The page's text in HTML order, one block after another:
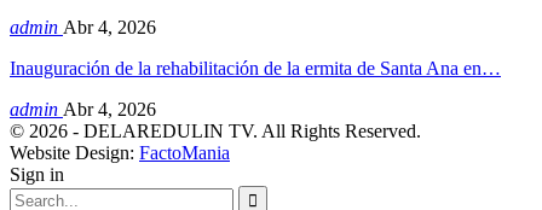
admin Abr 4, 2026
Inauguración de la rehabilitación de la ermita de Santa Ana en…
admin Abr 4, 2026
© 2026 - DELAREDULIN TV. All Rights Reserved.
Website Design: FactoMania
Sign in